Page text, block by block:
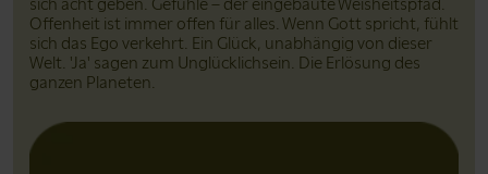
Offenheit ist immer offen für alles. Wenn Gott spricht, fühlt
sich das Ego verkehrt. Ein Glück, unabhängig von dieser
Welt. 'Ja' sagen zum Unglücklichsein. Die Erlösung des
ganzen Planeten.